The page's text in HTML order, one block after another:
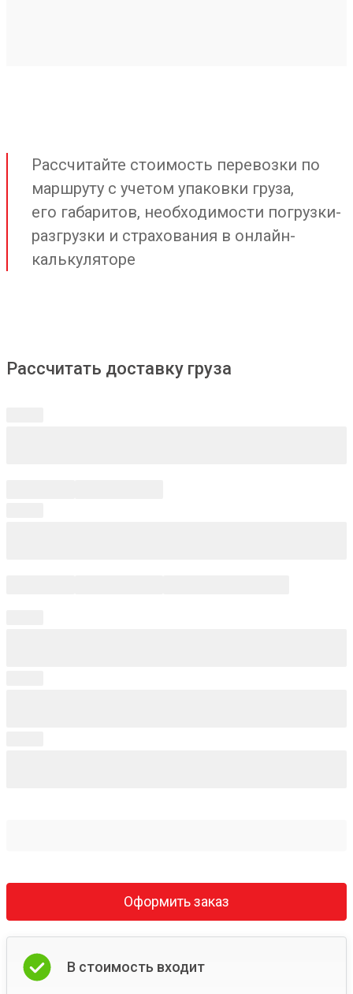
Рассчитайте стоимость перевозки по
маршруту с учетом упаковки груза,
его габаритов, необходимости погрузки-
разгрузки и страхования в онлайн-
калькуляторе
Рассчитать доставку груза
Оформить заказ
В стоимость входит